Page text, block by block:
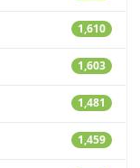
1,610
1,603
1,481
1,459